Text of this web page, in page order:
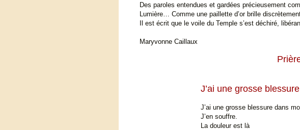
Des paroles entendues et gardées précieusement
Lumière… Comme une paillette d’or brille
Il est écrit que le voile du Temple s’est déchiré,
Maryvonne Caillaux
J’ai une grosse blessure
J’ai une grosse blessure dans
J’en souffre.
La douleur est là